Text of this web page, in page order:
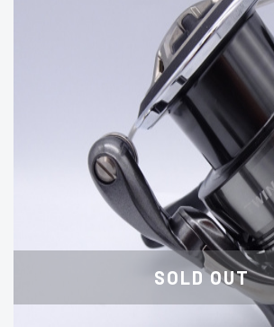
イシグロ西春店
イシグロ中川かの里店
イシグロカインズモール
イシグロ静岡中吉田店
イシグロ名東引山店
イシグロ豊田店
イシグロ豊橋向山店
イシグロ岐阜店
使用感や傷
古品
かなり使用
に目立つ傷
著しく状態
きるもの、
SOLD OUT